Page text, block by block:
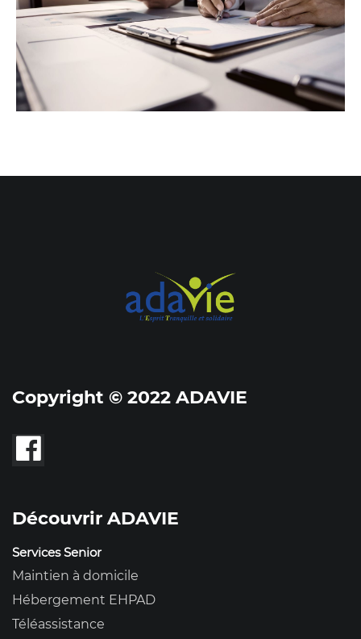
Copyright © 2022 ADAVIE
Découvrir ADAVIE
Services Senior
Maintien à domicile
Hébergement EHPAD
Téléassistance